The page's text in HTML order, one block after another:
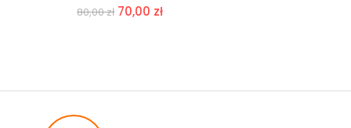
80,00zł 70,00 zł